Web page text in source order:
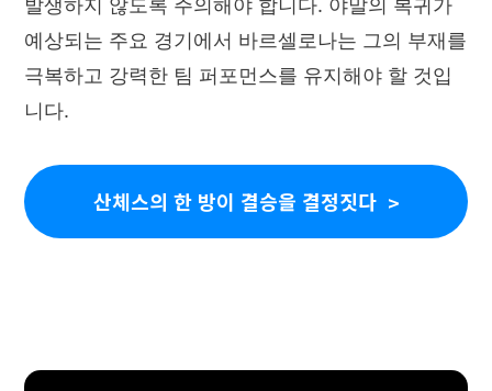
발생하지 않도록 주의해야 합니다. 야말의 복귀가
예상되는 주요 경기에서 바르셀로나는 그의 부재를
극복하고 강력한 팀 퍼포먼스를 유지해야 할 것입
니다.
산체스의 한 방이 결승을 결정짓다